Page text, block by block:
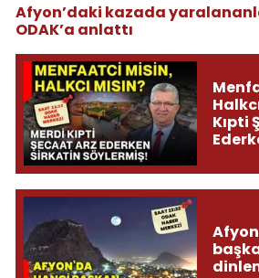
Afyon’daki kazada
ODAK’a anlattı
Halkcı
Kıpti